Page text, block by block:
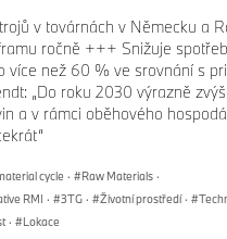
v továrnách v Německu a
ročně +++ Snižuje
více než 60 % ve srovnání s
„Do roku 2030 výrazně
a v rámci oběhového
cycle · Raw Materials ·
RMI · 3TG · Životní prostředí ·
· Lokace